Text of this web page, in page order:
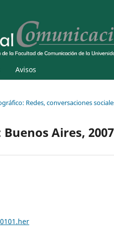
Avisos
Redes, conversaciones
Aires,